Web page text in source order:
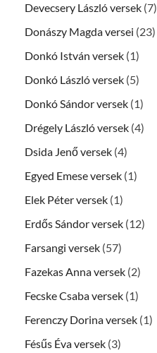
Devecsery László versek (7)
Donászy Magda versei (23)
Donkó István versek (1)
Donkó László versek (5)
Donkó Sándor versek (1)
Drégely László versek (4)
Dsida Jenő versek (4)
Egyed Emese versek (1)
Elek Péter versek (1)
Erdős Sándor versek (12)
Farsangi versek (57)
Fazekas Anna versek (2)
Fecske Csaba versek (1)
Ferenczy Dorina versek (1)
Fésűs Éva versek (3)